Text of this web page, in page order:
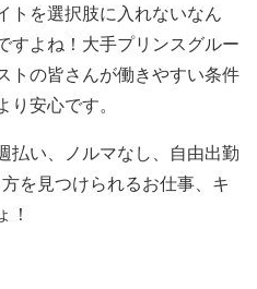
トを選択肢に入れないなん
すよね！大手プリンスグルー
トの皆さんが働きやすい条件
り安心です。
払い、ノルマなし、自由出勤
を見つけられるお仕事、キ
！